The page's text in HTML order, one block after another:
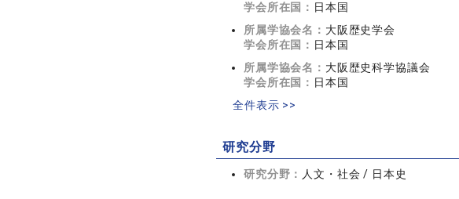
学会所在国： 日本国
所属学協会名： 大阪歴史学会
学会所在国： 日本国
所属学協会名： 大阪歴史科学協議会
学会所在国： 日本国
全件表示 >>
研究分野
研究分野： 人文・社会 / 日本史